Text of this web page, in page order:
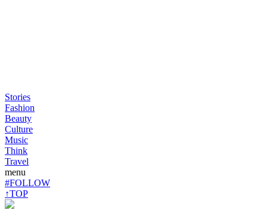
Stories
Fashion
Beauty
Culture
Music
Think
Travel
menu
#FOLLOW
↑TOP